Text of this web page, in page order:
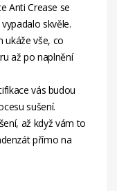
Anti Crease se
skvěle.
ukáže vše, co
až po naplnění
vás budou
sušení.
až když vám to
přímo na